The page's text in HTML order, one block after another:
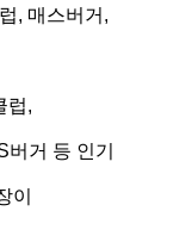
, 매스버거,
럽,
거 등 인기
이